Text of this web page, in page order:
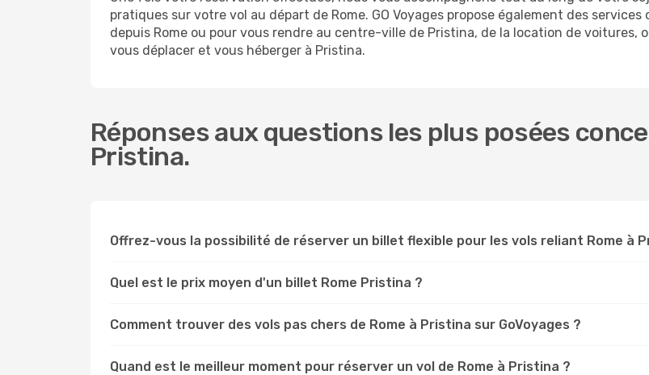
pratiques sur votre vol au départ de Rome. GO Voyages propose également des
depuis Rome ou pour vous rendre au centre-ville de Pristina, de la location de voitures,
vous déplacer et vous héberger à Pristina.
Réponses aux questions les plus posées
Pristina.
Offrez-vous la possibilité de réserver un billet flexible pour les vols reliant Rome à
Quel est le prix moyen d'un billet Rome Pristina ?
Comment trouver des vols pas chers de Rome à Pristina sur GoVoyages ?
Quand est le meilleur moment pour réserver un vol de Rome à Pristina ?